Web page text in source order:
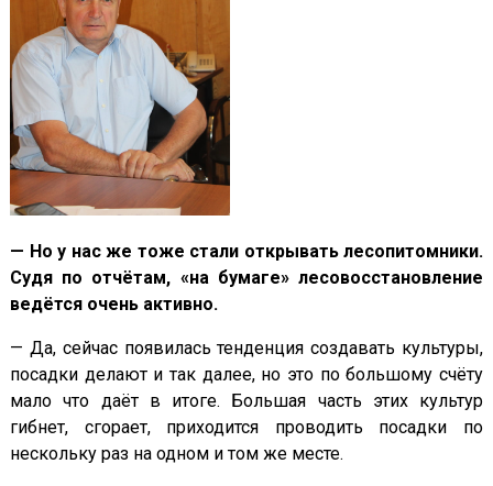
— Но у нас же тоже стали открывать лесопитомники.
Судя по отчётам, «на бумаге» лесовосстановление
ведётся очень активно.
— Да, сейчас появилась тенденция создавать культуры,
посадки делают и так далее, но это по большому счёту
мало что даёт в итоге. Большая часть этих культур
гибнет, сгорает, приходится проводить посадки по
нескольку раз на одном и том же месте.